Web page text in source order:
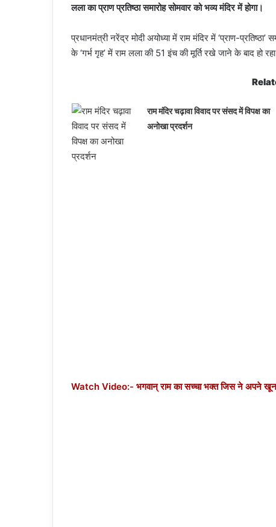
लला का प्राण प्रतिष्ठा समारोह सोमवार को भव्य मंदिर में होगा।
प्रधानमंत्री नरेंद्र मोदी अयोध्या में राम मंदिर में ‘प्राण-
के ‘गर्भ गृह’ में राम लला की 51 इंच की मूर्ति रखे जाने के बाद हो
राम मंदिर चढ़ावा विवाद पर संसद में विपक्ष का
अनोखा प्रदर्शन
Watch Video:- भगवान् राम का सच्चा भक्त जिस ने अपने खून से